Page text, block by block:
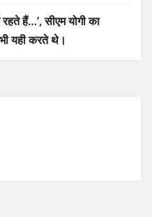
हैं…’, सीएम योगी का
यही करते थे।